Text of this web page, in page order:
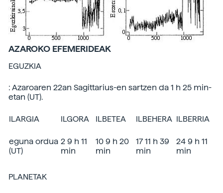
AZAROKO EFEMERIDEAK
EGUZKIA
: Azaroaren 22an Sagittarius-en sartzen da 1 h 25 min-
etan (UT).
ILARGIA ILGORA ILBETEA ILBEHERA ILBERRIA
eguna ordua
(UT)
2 9 h 11
min
10 9 h 20
min
17 11 h 39
min
24 9 h 11
min
PLANETAK